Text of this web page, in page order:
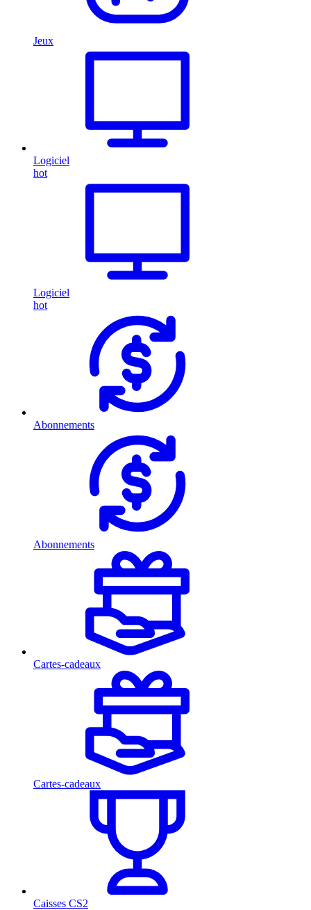
Jeux
Logiciel
hot
Logiciel
hot
Abonnements
Abonnements
Cartes-cadeaux
Cartes-cadeaux
Caisses CS2